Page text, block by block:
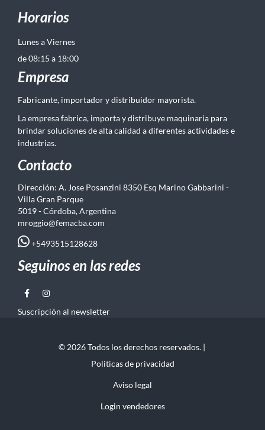
Horarios
Lunes a Viernes
de 08:15 a 18:00
Empresa
Fabricante, importador y distribuidor mayorista.
La empresa fabrica, importa y distribuye maquinaria para
brindar soluciones de alta calidad a diferentes actividades e
industrias.
Contacto
Dirección: A. Jose Posanzini 8350 Esq Marino Gabbarini -
Villa Gran Parque
5019 - Córdoba, Argentina
mroggio@femacba.com
+5493515128628
Seguinos en las redes
Suscripción al newsletter
© 2026 Todos los derechos reservados. |
Politicas de privacidad
Aviso legal
Login vendedores